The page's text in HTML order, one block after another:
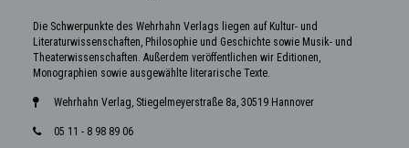
Die Schwerpunkte des Wehrhahn Verlags liegen auf Kultur- und
Literaturwissenschaften, Philosophie und Geschichte sowie Musik- und
Theaterwissenschaften. Außerdem veröffentlichen wir Editionen,
Monographien sowie ausgewählte literarische Texte.
Wehrhahn Verlag, Stiegelmeyerstraße 8a, 30519 Hannover
05 11 - 8 98 89 06